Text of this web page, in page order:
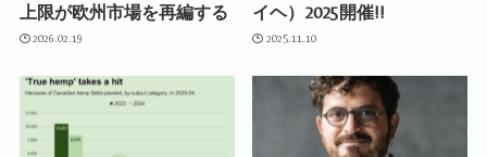
上限が欧州市場を再編する
2026.02.19
イヘ）2025開催!!
2025.11.10